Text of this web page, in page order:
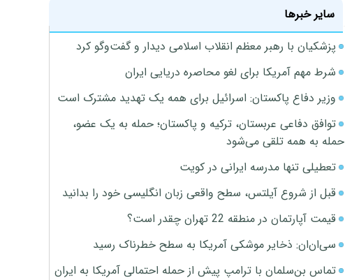
سایر خبرها
پزشکیان با رهبر معظم انقلاب اسلامی دیدار و گفت‌وگو کرد
شرط مهم آمریکا برای لغو محاصره دریایی ایران
وزیر دفاع پاکستان: اسرائیل برای همه یک تهدید مشترک است
توافق دفاعی عربستان، ترکیه و پاکستان؛ حمله به یک عضو،
حمله به همه تلقی می‌شود
تعطیلی تنها مدرسه ایرانی در کویت
قبل از شروع آیلتس، سطح واقعی زبان انگلیسی خود را بدانید
قیمت آپارتمان در منطقه 22 تهران چقدر است؟
سی‌ان‌ان: ذخایر موشکی آمریکا به سطح خطرناک رسید
تماس بن‌سلمان با ترامپ پیش از حمله احتمالی آمریکا به ایران